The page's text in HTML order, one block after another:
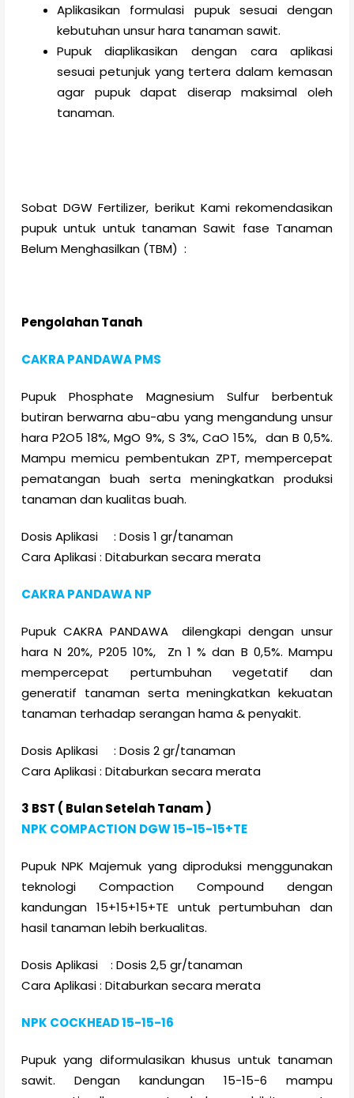
Aplikasikan formulasi pupuk sesuai dengan
kebutuhan unsur hara tanaman sawit.
Pupuk diaplikasikan dengan cara aplikasi
sesuai petunjuk yang tertera dalam kemasan
agar pupuk dapat diserap maksimal oleh
tanaman.
Sobat DGW Fertilizer, berikut Kami rekomendasikan
pupuk untuk untuk tanaman Sawit fase Tanaman
Belum Menghasilkan (TBM) :
Pengolahan Tanah
CAKRA PANDAWA PMS
Pupuk Phosphate Magnesium Sulfur berbentuk
butiran berwarna abu-abu yang mengandung unsur
hara P2O5 18%, MgO 9%, S 3%, CaO 15%, dan B 0,5%.
Mampu memicu pembentukan ZPT, mempercepat
pematangan buah serta meningkatkan produksi
tanaman dan kualitas buah.
Dosis Aplikasi : Dosis 1 gr/tanaman
Cara Aplikasi : Ditaburkan secara merata
CAKRA PANDAWA NP
Pupuk CAKRA PANDAWA dilengkapi dengan unsur
hara N 20%, P205 10%, Zn 1 % dan B 0,5%. Mampu
mempercepat pertumbuhan vegetatif dan
generatif tanaman serta meningkatkan kekuatan
tanaman terhadap serangan hama & penyakit.
Dosis Aplikasi : Dosis 2 gr/tanaman
Cara Aplikasi : Ditaburkan secara merata
3 BST ( Bulan Setelah Tanam )
NPK COMPACTION DGW 15-15-15+TE
Pupuk NPK Majemuk yang diproduksi menggunakan
teknologi Compaction Compound dengan
kandungan 15+15+15+TE untuk pertumbuhan dan
hasil tanaman lebih berkualitas.
Dosis Aplikasi : Dosis 2,5 gr/tanaman
Cara Aplikasi : Ditaburkan secara merata
NPK COCKHEAD 15-15-16
Pupuk yang diformulasikan khusus untuk tanaman
sawit. Dengan kandungan 15-15-6 mampu